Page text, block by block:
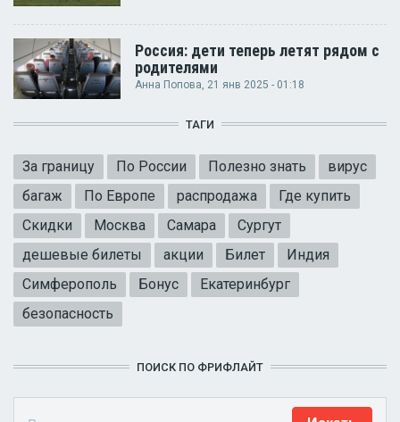
Россия: дети теперь летят рядом с
родителями
Анна Попова, 21 янв 2025 - 01:18
ТАГИ
За границу По России Полезно знать
вирус
багаж
По Европе распродажа
Где купить
Скидки
Москва Самара
Сургут
дешевые билеты
акции Билет
Индия
Симферополь
Бонус
Екатеринбург
безопасность
ПОИСК ПО ФРИФЛАЙТ